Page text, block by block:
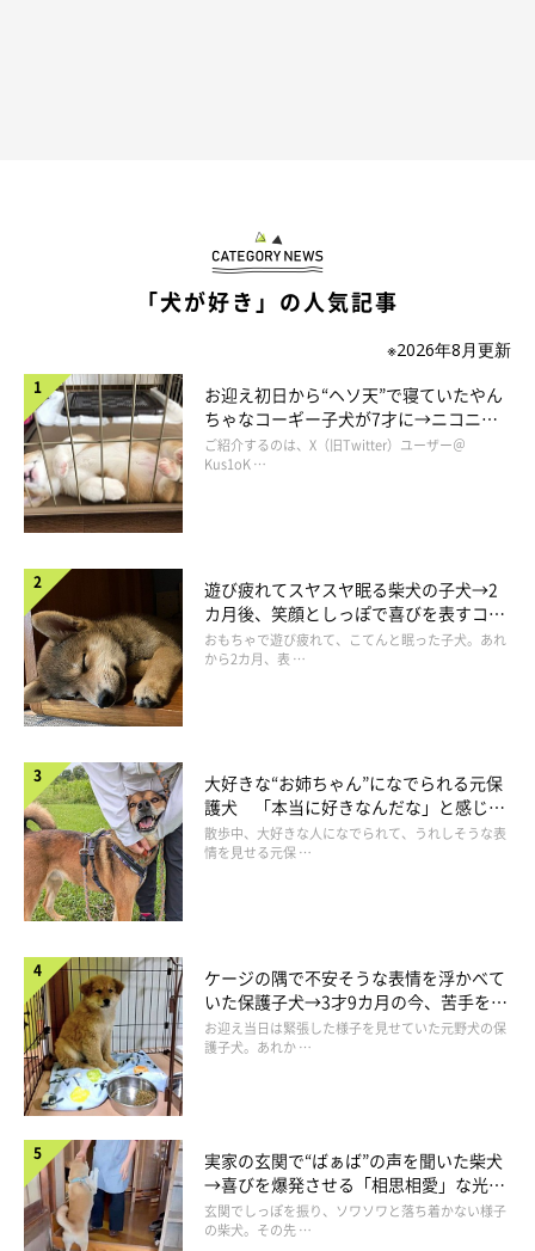
犬と暮らすのに「知っとかなあかんこと」
なんでうんこ手掴みの話になんねん
てんぽ
「犬が好き」の人気記事
※2026年8月更新
お迎え初日から“ヘソ天”で寝ていたやん
ちゃなコーギー子犬が7才に→ニコニ
コ“コーギースマイル”が魅力のコに成
長！
ご紹介するのは、X（旧Twitter）ユーザー＠
Kus1oK …
遊び疲れてスヤスヤ眠る柴犬の子犬→2
カ月後、笑顔としっぽで喜びを表すコに
成長！
おもちゃで遊び疲れて、こてんと眠った子犬。あれ
から2カ月、表 …
大好きな“お姉ちゃん”になでられる元保
護犬 「本当に好きなんだな」と感じる
表情にほっこり
散歩中、大好きな人になでられて、うれしそうな表
情を見せる元保 …
ケージの隅で不安そうな表情を浮かべて
いた保護子犬→3才9カ月の今、苦手を克
服し頼もしいコに成長！
お迎え当日は緊張した様子を見せていた元野犬の保
護子犬。あれか …
実家の玄関で“ばぁば”の声を聞いた柴犬
→喜びを爆発させる「相思相愛」な光景
にほっこり
玄関でしっぽを振り、ソワソワと落ち着かない様子
の柴犬。その先 …